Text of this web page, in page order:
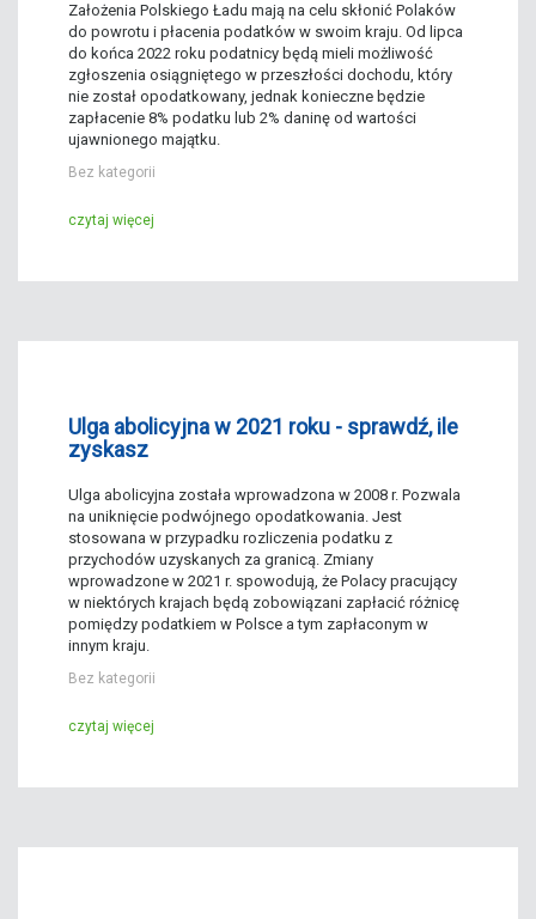
Założenia Polskiego Ładu mają na celu skłonić Polaków
do powrotu i płacenia podatków w swoim kraju. Od lipca
do końca 2022 roku podatnicy będą mieli możliwość
zgłoszenia osiągniętego w przeszłości dochodu, który
nie został opodatkowany, jednak konieczne będzie
zapłacenie 8% podatku lub 2% daninę od wartości
ujawnionego majątku.
Bez kategorii
czytaj więcej
Ulga abolicyjna w 2021 roku - sprawdź, ile
zyskasz
Ulga abolicyjna została wprowadzona w 2008 r. Pozwala
na uniknięcie podwójnego opodatkowania. Jest
stosowana w przypadku rozliczenia podatku z
przychodów uzyskanych za granicą. Zmiany
wprowadzone w 2021 r. spowodują, że Polacy pracujący
w niektórych krajach będą zobowiązani zapłacić różnicę
pomiędzy podatkiem w Polsce a tym zapłaconym w
innym kraju.
Bez kategorii
czytaj więcej